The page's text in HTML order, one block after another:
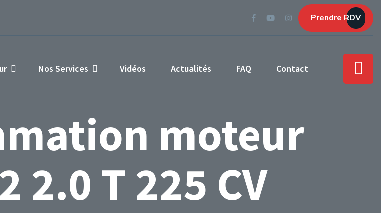
Prendre RDV
Nos Services Vidéos Actualités FAQ Contact
moteur
2.0 T 225 CV